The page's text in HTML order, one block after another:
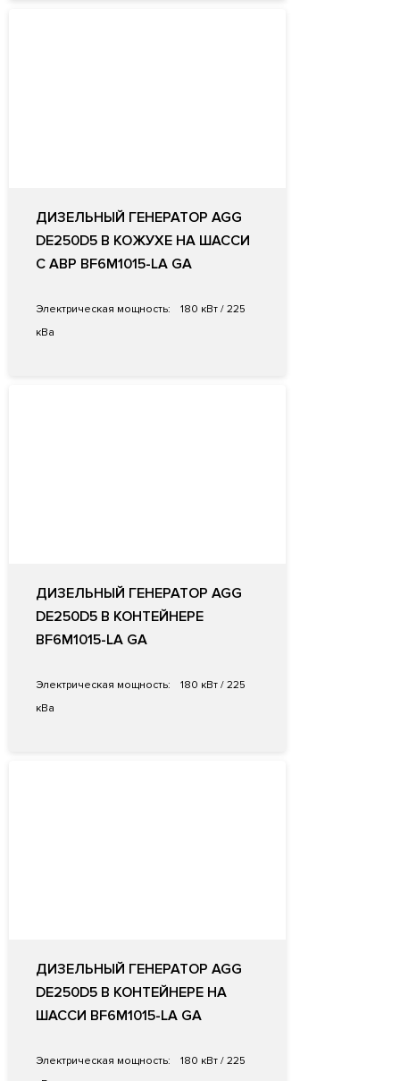
ДИЗЕЛЬНЫЙ ГЕНЕРАТОР AGG
DE250D5 В КОЖУХЕ НА ШАССИ
С АВР BF6M1015-LA GA
Электрическая мощность:
180 кВт / 225
кВа
ДИЗЕЛЬНЫЙ ГЕНЕРАТОР AGG
DE250D5 В КОНТЕЙНЕРЕ
BF6M1015-LA GA
Электрическая мощность:
180 кВт / 225
кВа
ДИЗЕЛЬНЫЙ ГЕНЕРАТОР AGG
DE250D5 В КОНТЕЙНЕРЕ НА
ШАССИ BF6M1015-LA GA
Электрическая мощность:
180 кВт / 225